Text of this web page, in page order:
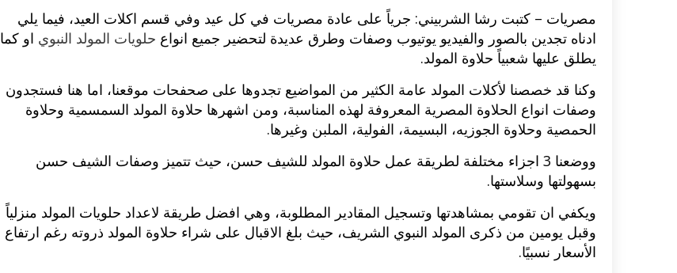
مصريات – كتبت رشا الشربيني: جرياً على عادة مصريات في كل عيد وفي قسم اكلات العيد، فيما يلي
ادناه تجدين بالصور والفيديو يوتيوب وصفات وطرق عديدة لتحضير جميع انواع حلويات المولد النبوي او كما
يطلق عليها شعبياً حلاوة المولد.
وكنا قد خصصنا لأكلات المولد عامة الكثير من المواضيع تجدوها على صحفحات موقعنا، اما هنا فستجدون
وصفات انواع الحلاوة المصرية المعروفة لهذه المناسبة، ومن اشهرها حلاوة المولد السمسمية وحلاوة
الحمصية وحلاوة الجوزيه، البسيمة، الفولية، الملبن وغيرها.
ووضعنا 3 اجزاء مختلفة لطريقة عمل حلاوة المولد للشيف حسن، حيث تتميز وصفات الشيف حسن
بسهولتها وسلاستها.
ويكفي ان تقومي بمشاهدتها وتسجيل المقادير المطلوبة، وهي افضل طريقة لاعداد حلويات المولد منزلياً
وقبل يومين من ذكرى المولد النبوي الشريف، حيث بلغ الاقبال على شراء حلاوة المولد ذروته رغم ارتفاع
الأسعار نسبيًا.